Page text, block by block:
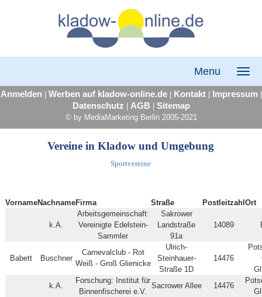
Menu
Anmelden| Werben auf kladow-online.de| Kontakt| Impressum|
Datenschutz AGB Sitemap
© by MediaMarketing Berlin 2005-2021
Vereine in Kladow und Umgebung
Sportvereine
VornameNachnameFirma Straße Postleitzahl Ort
k.A.
Arbeitsgemeinschaft:
Vereinigte Edelstein-
Sammler
Sakrower
Landstraße
91a
14089
Babett Buschner
Carnevalclub - Rot
Weiß - Groß Glienicke
Ulrich-
Steinhauer-
Straße 1D
14476
k.A.
Forschung: Institut für
Binnenfischerei e.V.
Sacrower Allee 14476